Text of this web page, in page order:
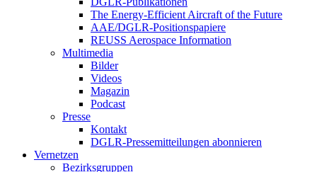
The Energy-Efficient Aircraft of the Future
AAE/DGLR-Positionspapiere
REUSS Aerospace Information
Multimedia
Bilder
Videos
Magazin
Podcast
Presse
Kontakt
DGLR-Pressemitteilungen abonnieren
Vernetzen
Bezirksgruppen